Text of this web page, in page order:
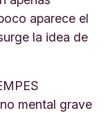
aparece el
la idea de
mental grave